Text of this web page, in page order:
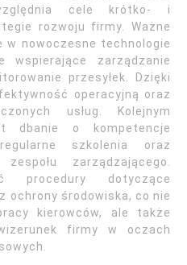
cele krótko- i
rozwoju firmy. Ważne
nowoczesne technologie
wspierające zarządzanie
przesyłek. Dzięki
operacyjną oraz
usług. Kolejnym
dbanie o kompetencje
szkolenia oraz
zarządzającego.
procedury dotyczące
ochrony środowiska, co nie
kierowców, ale także
firmy w oczach